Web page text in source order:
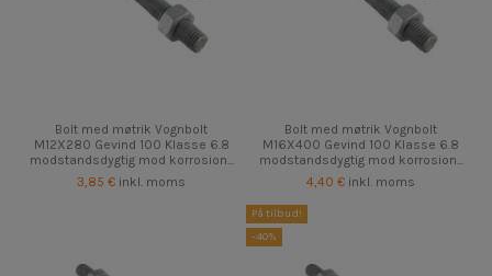
Bolt med møtrik Vognbolt
M12X280 Gevind 100 Klasse 6.8
modstandsdygtig mod korrosion...
3,85 € inkl. moms
Bolt med møtrik Vognbolt
M16X400 Gevind 100 Klasse 6.8
modstandsdygtig mod korrosion...
4,40 € inkl. moms
På tilbud!
-40%